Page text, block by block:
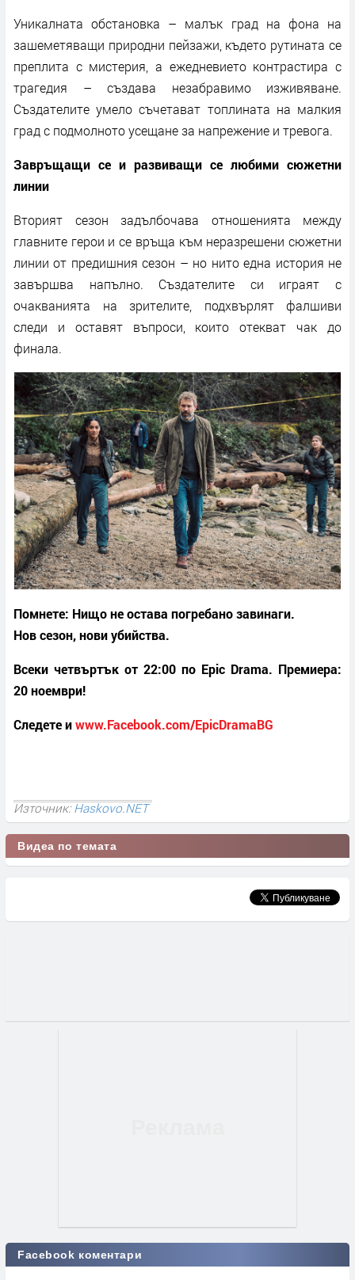
Уникалната обстановка – малък град на фона на
зашеметяващи природни пейзажи, където рутината се
преплита с мистерия, а ежедневието контрастира с
трагедия – създава незабравимо изживяване.
Създателите умело съчетават топлината на малкия
град с подмолното усещане за напрежение и тревога.
Завръщащи се и развиващи се любими сюжетни
линии
Вторият сезон задълбочава отношенията между
главните герои и се връща към неразрешени сюжетни
линии от предишния сезон – но нито една история не
завършва напълно. Създателите си играят с
очакванията на зрителите, подхвърлят фалшиви
следи и оставят въпроси, които отекват чак до
финала.
Помнете: Нищо не остава погребано завинаги.
Нов сезон, нови убийства.
Всеки четвъртък от 22:00 по Epic Drama. Премиера:
20 ноември!
Следете иwww.Facebook.com/EpicDramaBG
Източник:Haskovo.NET
Видеа по темата
Facebook коментари